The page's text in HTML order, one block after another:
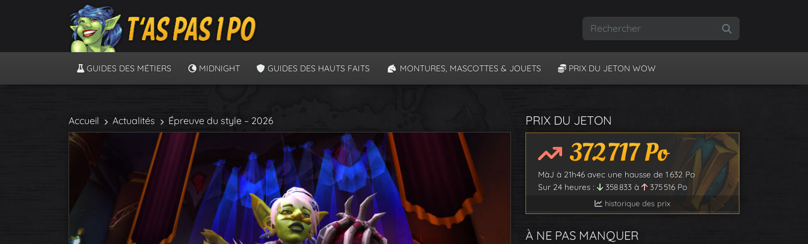
GUIDES DES MÉTIERS MIDNIGHT GUIDES DES HAUTS FAITS MONTURES, MASCOTTES & JOUETS PRIX DU JETON WOW
Accueil Actualités Épreuve du style – 2026 PRIX DU JETON
372 717Po
MàJ à 21h46 avec une hausse de 1 632 Po
Sur 24 heures :
358 833 à 375 516 Po
historique des prix
À NE PAS MANQUER